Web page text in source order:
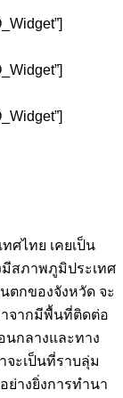
ศไทย เคยเป็น
มีสภาพภูมิประเทศ
ตกของจังหวัด จะ
าจากมีพื้นที่ติดต่อ
นกลางและทาง
จะเป็นที่ราบลุ่ม
ย่างยิ่งการทำนา